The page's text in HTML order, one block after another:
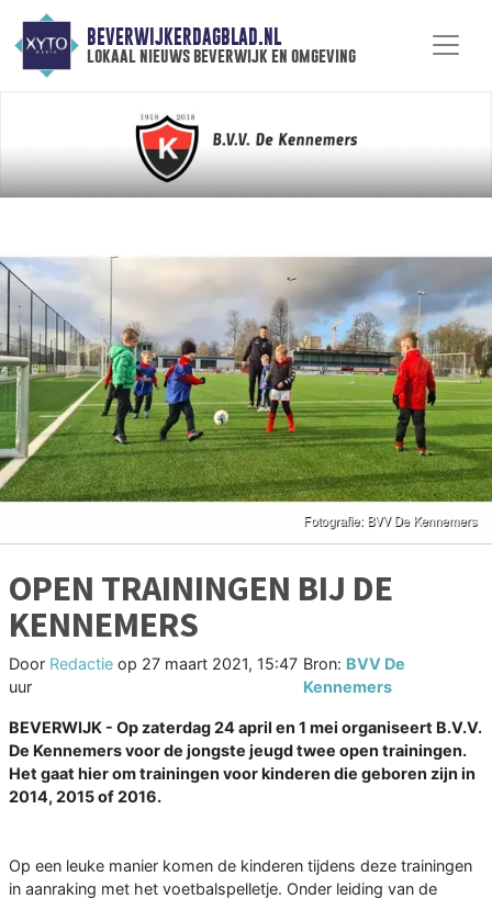
BEVERWIJKERDAGBLAD.NL
lokaal nieuws beverwijk en omgeving
OPEN TRAININGEN BIJ DE
KENNEMERS
Door Redactie op 27 maart 2021, 15:47
uur
Bron: BVV De
Kennemers
BEVERWIJK - Op zaterdag 24 april en 1 mei organiseert B.V.V.
De Kennemers voor de jongste jeugd twee open trainingen.
Het gaat hier om trainingen voor kinderen die geboren zijn in
2014, 2015 of 2016.
Op een leuke manier komen de kinderen tijdens deze trainingen
in aanraking met het voetbalspelletje. Onder leiding van de